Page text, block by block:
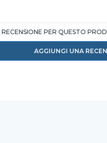
PER QUESTO
AGGIUNGI UNA